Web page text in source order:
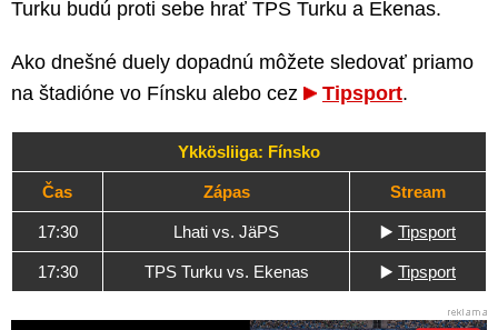
Turku budú proti sebe hrať TPS Turku a Ekenas.
Ako dnešné duely dopadnú môžete sledovať priamo
na štadióne vo Fínsku alebo cez
Tipsport.
Ykkösliiga: Fínsko
Čas Zápas Stream
17:30 Lhati vs. JäPS ▶️ Tipsport
17:30 TPS Turku vs. Ekenas ▶️ Tipsport